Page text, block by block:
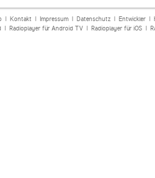
| Kontakt| Impressum| Datenschutz| Entwickler|
| Radioplayer für Android TV| Radioplayer für iOS|